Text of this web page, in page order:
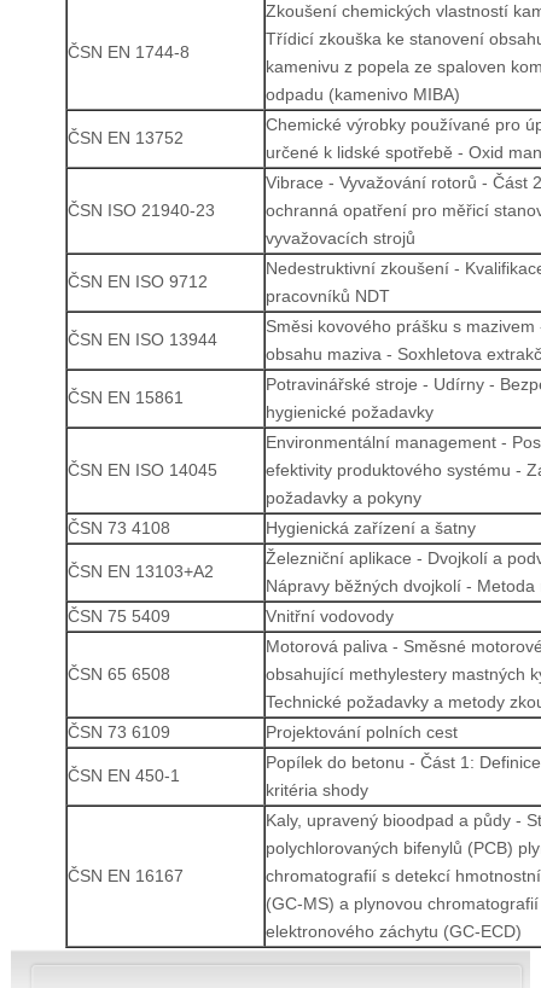
ČSN EN 1744-8
Zkoušení chemických vlastností
Třídicí zkouška ke stanovení
kamenivu z popela ze spaloven
odpadu (kamenivo MIBA)
ČSN EN 13752
Chemické výrobky používané pro
určené k lidské spotřebě - Oxid
ČSN ISO 21940-23
Vibrace - Vyvažování rotorů - Část
ochranná opatření pro měřicí
vyvažovacích strojů
ČSN EN ISO 9712
Nedestruktivní zkoušení -
pracovníků NDT
ČSN EN ISO 13944
Směsi kovového prášku s
obsahu maziva - Soxhletova
ČSN EN 15861
Potravinářské stroje - Udírny -
hygienické požadavky
ČSN EN ISO 14045
Environmentální management -
efektivity produktového systému -
požadavky a pokyny
ČSN 73 4108
Hygienická zařízení a šatny
ČSN EN 13103+A2
Železniční aplikace - Dvojkolí a
Nápravy běžných dvojkolí - Metoda
ČSN 75 5409
Vnitřní vodovody
ČSN 65 6508
Motorová paliva - Směsné
obsahující methylestery mastných
Technické požadavky a metody
ČSN 73 6109
Projektování polních cest
ČSN EN 450-1
Popílek do betonu - Část 1:
kritéria shody
ČSN EN 16167
Kaly, upravený bioodpad a půdy -
polychlorovaných bifenylů (PCB)
chromatografií s detekcí
(GC-MS) a plynovou
elektronového záchytu (GC-ECD)